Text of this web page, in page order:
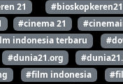
21 #bioskopkeren21
#cinema 21
indonesia terbaru
#dunia21.org
#film indonesia